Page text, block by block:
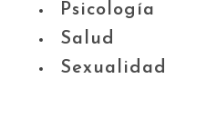
Psicología
Salud
Sexualidad